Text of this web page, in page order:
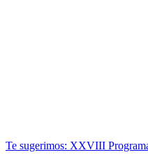
Te sugerimos: XXVIII